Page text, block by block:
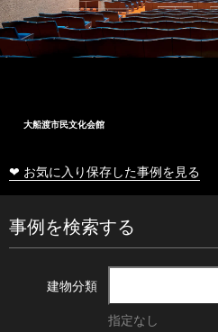
大船渡市民文化会館
❤ お気に入り保存した事例を見る
事例を検索する
建物分類
指定なし